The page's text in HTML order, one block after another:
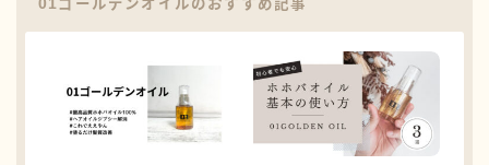
01ゴールデンオイルのおすすめ記事